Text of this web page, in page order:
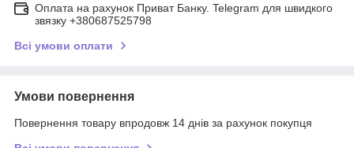
Оплата на рахунок Приват Банку. Telegram для швидкого
звязку +380687525798
Всі умови оплати
Умови повернення
Повернення товару впродовж 14 днів за рахунок покупця